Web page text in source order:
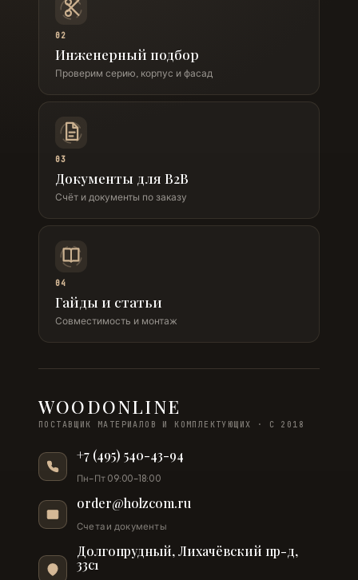
02
Инженерный подбор
Проверим серию, корпус и фасад
03
Документы для B2B
Счёт и документы по заказу
04
Гайды и статьи
Совместимость и монтаж
WOODONLINE
ПОСТАВЩИК МАТЕРИАЛОВ И КОМПЛЕКТУЮЩИХ · С 2018
+7 (495) 540-43-94
Пн–Пт 09:00–18:00
order@holzcom.ru
Счета и документы
Долгопрудный, Лихачёвский пр-д,
33с1